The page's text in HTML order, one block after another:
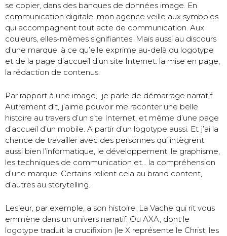
se copier, dans des banques de données image. En
communication digitale, mon agence veille aux symboles
qui accompagnent tout acte de communication. Aux
couleurs, elles-mêmes signifiantes. Mais aussi au discours
d’une marque, à ce qu’elle exprime au-delà du logotype
et de la page d’accueil d’un site Internet: la mise en page,
la rédaction de contenus.
Par rapport à une image, je parle de démarrage narratif.
Autrement dit, j’aime pouvoir me raconter une belle
histoire au travers d’un site Internet, et même d’une page
d’accueil d’un mobile. A partir d’un logotype aussi. Et j’ai la
chance de travailler avec des personnes qui intègrent
aussi bien l’informatique, le développement, le graphisme,
les techniques de communication et… la compréhension
d’une marque. Certains relient cela au brand content,
d’autres au storytelling.
Lesieur, par exemple, a son histoire. La Vache qui rit vous
emmène dans un univers narratif. Ou AXA, dont le
logotype traduit la crucifixion (le X représente le Christ, les